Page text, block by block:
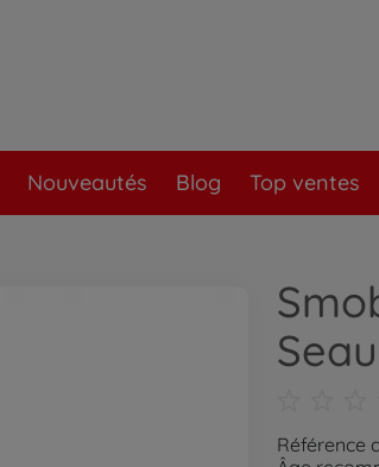
Nouveautés Blog Top ventes
Référence